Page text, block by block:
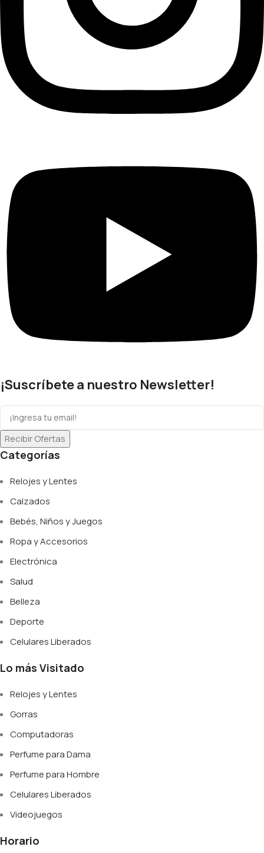
¡Suscríbete a nuestro Newsletter!
Recibir Ofertas
Categorías
Relojes y Lentes
Calzados
Bebés, Niños y Juegos
Ropa y Accesorios
Electrónica
Salud
Belleza
Deporte
Celulares Liberados
Lo más Visitado
Relojes y Lentes
Gorras
Computadoras
Perfume para Dama
Perfume para Hombre
Celulares Liberados
Videojuegos
Horario